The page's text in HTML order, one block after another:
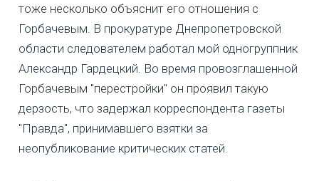
тоже несколько объяснит его отношения с
Горбачевым. В прокуратуре Днепропетровской
области следователем работал мой одногруппник
Александр Гардецкий. Во время провозглашенной
Горбачевым "перестройки" он проявил такую
дерзость, что задержал корреспондента газеты
"Правда", принимавшего взятки за
неопубликование критических статей.